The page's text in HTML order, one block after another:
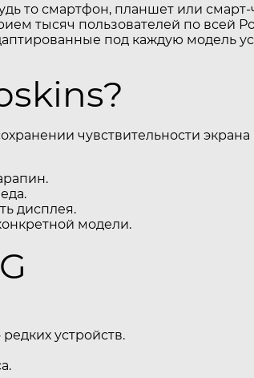
то смартфон, планшет или
тысяч пользователей по всей
под каждую модель
чувствительности
дисплея.
модели.
устройств.